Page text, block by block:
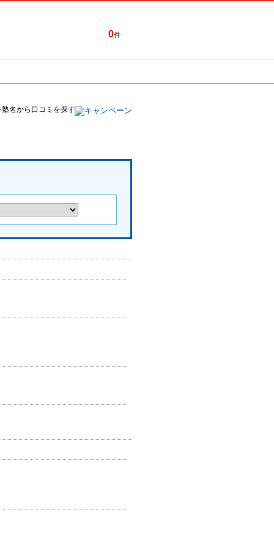
0件
名から口コミを探す